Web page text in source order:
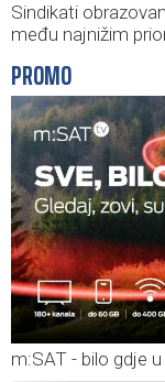
Sindikati
među najnižim
PROMO
m:SAT - bilo gdje u